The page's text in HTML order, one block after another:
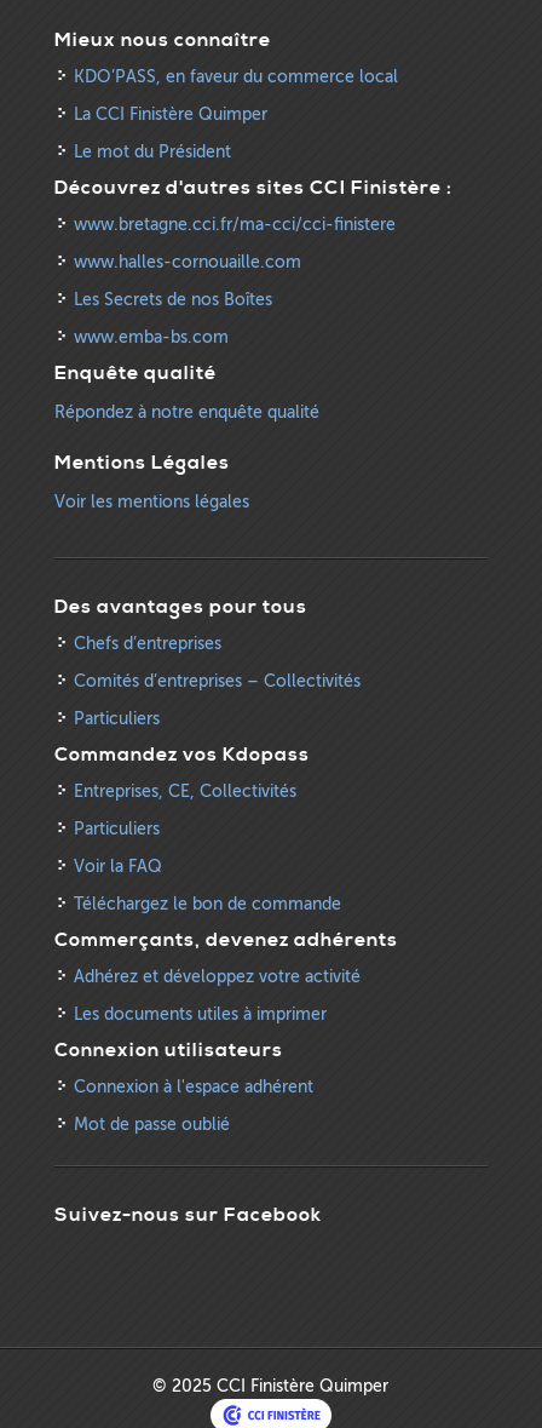
Mieux nous connaître
KDO’PASS, en faveur du commerce local
La CCI Finistère Quimper
Le mot du Président
Découvrez d'autres sites CCI Finistère :
www.bretagne.cci.fr/ma-cci/cci-finistere
www.halles-cornouaille.com
Les Secrets de nos Boîtes
www.emba-bs.com
Enquête qualité
Répondez à notre enquête qualité
Mentions Légales
Voir les mentions légales
Des avantages pour tous
Chefs d’entreprises
Comités d’entreprises – Collectivités
Particuliers
Commandez vos Kdopass
Entreprises, CE, Collectivités
Particuliers
Voir la FAQ
Téléchargez le bon de commande
Commerçants, devenez adhérents
Adhérez et développez votre activité
Les documents utiles à imprimer
Connexion utilisateurs
Connexion à l'espace adhérent
Mot de passe oublié
Suivez-nous sur Facebook
© 2025 CCI Finistère Quimper